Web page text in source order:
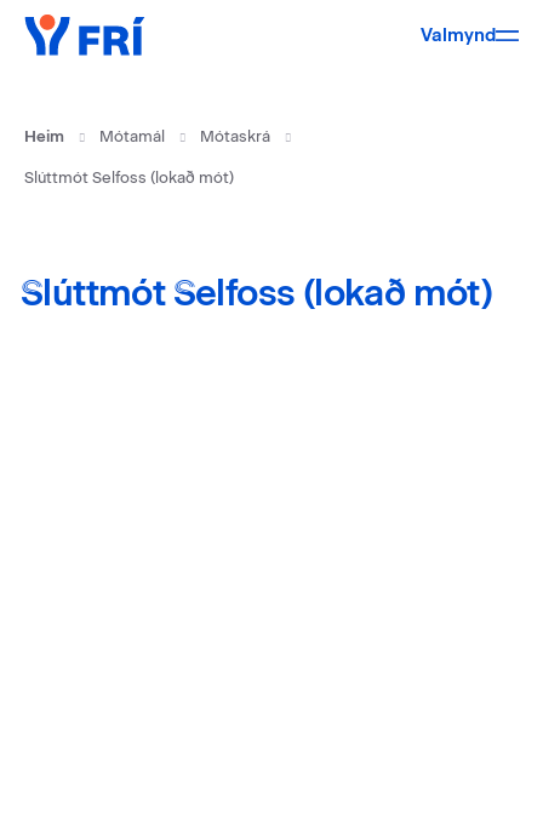
Valmynd
Heim Mótamál Mótaskrá
Slúttmót Selfoss (lokað mót)
Slúttmót Selfoss (lokað mót)